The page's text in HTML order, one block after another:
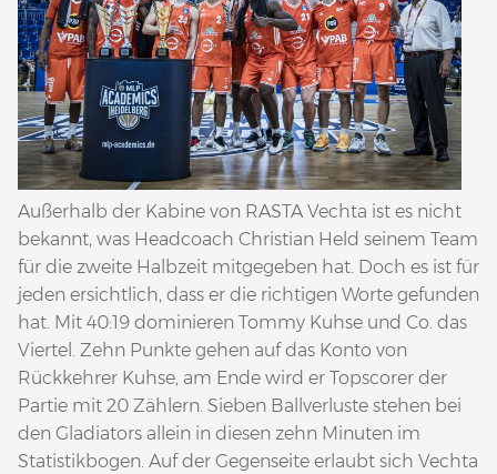
Außerhalb der Kabine von RASTA Vechta ist es nicht
bekannt, was Headcoach Christian Held seinem Team
für die zweite Halbzeit mitgegeben hat. Doch es ist für
jeden ersichtlich, dass er die richtigen Worte gefunden
hat. Mit 40:19 dominieren Tommy Kuhse und Co. das
Viertel. Zehn Punkte gehen auf das Konto von
Rückkehrer Kuhse, am Ende wird er Topscorer der
Partie mit 20 Zählern. Sieben Ballverluste stehen bei
den Gladiators allein in diesen zehn Minuten im
Statistikbogen. Auf der Gegenseite erlaubt sich Vechta